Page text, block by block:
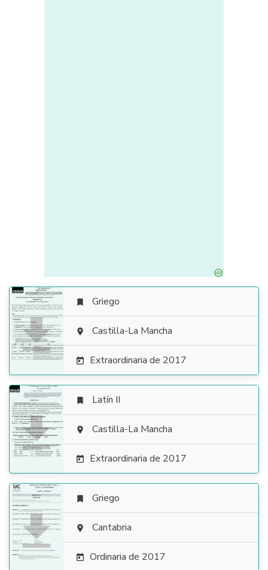

 Griego
 Castilla-La Mancha
 Extraordinaria de 2017

 Latín II
 Castilla-La Mancha
 Extraordinaria de 2017

 Griego
 Cantabria
 Ordinaria de 2017